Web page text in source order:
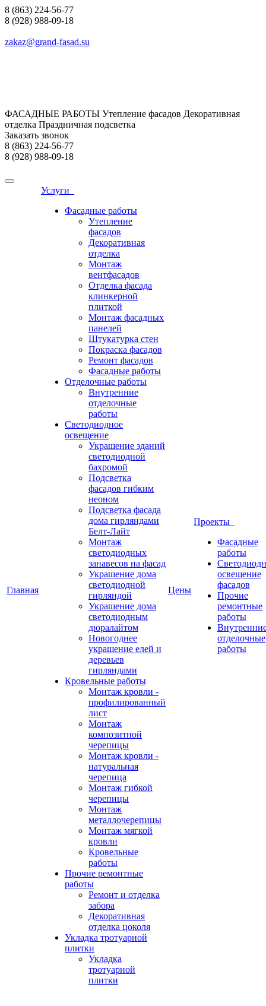
8 (863) 224-56-77
8 (928) 988-09-18
zakaz@grand-fasad.su
ФАСАДНЫЕ РАБОТЫ Утепление фасадов Декоративная
отделка Праздничная подсветка
Заказать звонок
8 (863) 224-56-77
8 (928) 988-09-18
Главная
Услуги
Фасадные работы
Утепление
фасадов
Декоративная
отделка
Монтаж
вентфасадов
Отделка фасада
клинкерной
плиткой
Монтаж фасадных
панелей
Штукатурка стен
Покраска фасадов
Ремонт фасадов
Фасадные работы
Отделочные работы
Внутренние
отделочные
работы
Светодиодное
освещение
Украшение зданий
светодиодной
бахромой
Подсветка
фасадов гибким
неоном
Подсветка фасада
дома гирляндами
Белт-Лайт
Монтаж
светодиодных
занавесов на фасад
Украшение дома
светодиодной
гирляндой
Украшение дома
светодиодным
дюралайтом
Новогоднее
украшение елей и
деревьев
гирляндами
Кровельные работы
Монтаж кровли -
профилированный
лист
Монтаж
композитной
черепицы
Монтаж кровли -
натуральная
черепица
Монтаж гибкой
черепицы
Монтаж
металлочерепицы
Монтаж мягкой
кровли
Кровельные
работы
Прочие ремонтные
работы
Ремонт и отделка
забора
Декоративная
отделка цоколя
Укладка тротуарной
плитки
Укладка
тротуарной
плитки
Цены
Проекты
Фасадные
работы
освещение
фасадов
Прочие
ремонтные
работы
отделочные
работы